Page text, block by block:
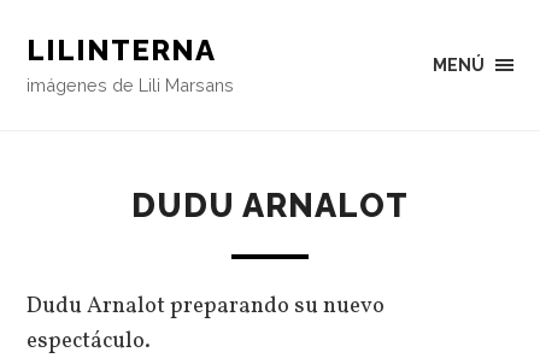
LILINTERNA
imágenes de Lili Marsans
MENÚ
DUDU ARNALOT
Dudu Arnalot preparando su nuevo
espectáculo.